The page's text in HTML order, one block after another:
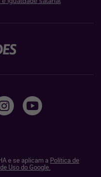
e se aplicam a Política de
Uso do Google.